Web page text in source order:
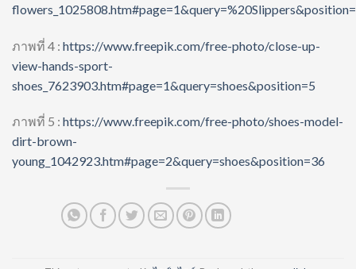
ภาพที่ 4 : https://www.freepik.com/free-photo/close-up-
view-hands-sport-
shoes_7623903.htm#page=1&query=shoes&position=5
ภาพที่ 5 : https://www.freepik.com/free-photo/shoes-model-
dirt-brown-
young_1042923.htm#page=2&query=shoes&position=36